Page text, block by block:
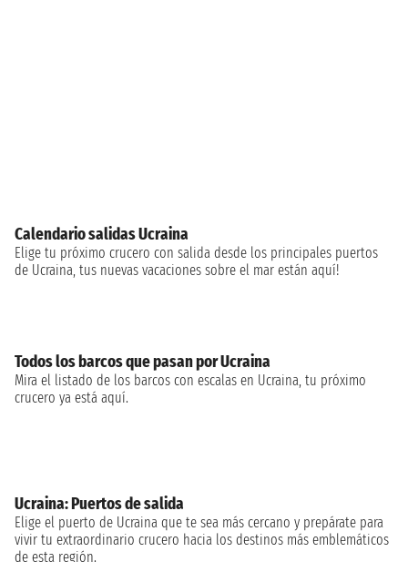
Calendario salidas Ucraina
Elige tu próximo crucero con salida desde los principales puertos
de Ucraina, tus nuevas vacaciones sobre el mar están aquí!
Todos los barcos que pasan por Ucraina
Mira el listado de los barcos con escalas en Ucraina, tu próximo
crucero ya está aquí.
Ucraina: Puertos de salida
Elige el puerto de Ucraina que te sea más cercano y prepárate para
vivir tu extraordinario crucero hacia los destinos más emblemáticos
de esta región.